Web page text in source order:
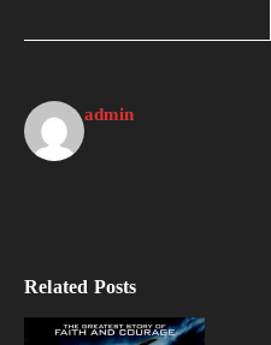
admin
Related Posts